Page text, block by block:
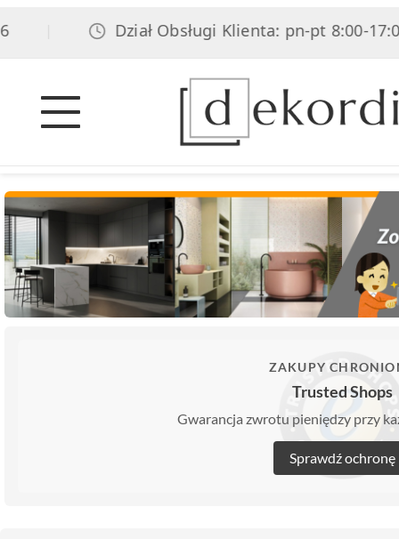
| Dział Obsługi Klienta: pn-pt 8:00-17:00,
ZAKUPY
Trusted Shops
Gwarancja zwrotu pieniędzy przy
Sprawdź ochronę